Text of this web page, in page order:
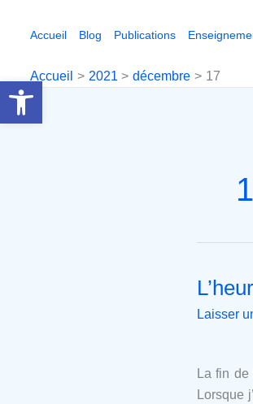
Ouvrir la barre d’outils
Accueil Blog Publications
Accueil 2021 décembre 17
Laisser
La fin
Lorsque
L’heure
du
pas
de